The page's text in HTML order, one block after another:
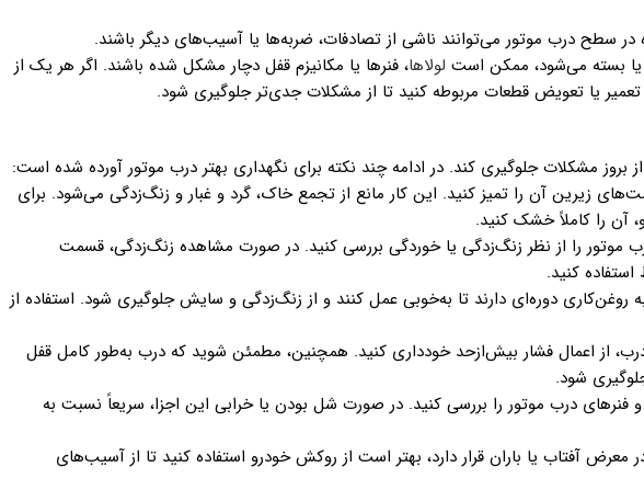
لولاها، فنرها یا مکانیزم قفل دچار مشکل شده باشند. اگر هر یک از
یا تعویض قطعات مربوطه کنید تا از مشکلات جدی‌تر جلوگیری شود.
بروز مشکلات جلوگیری کند. در ادامه چند نکته برای نگهداری بهتر درب موتور آورده شده است:
زیرین آن را تمیز کنید. این کار مانع از تجمع خاک، گرد و غبار و زنگ‌زدگی می‌شود. برای
آن را کاملاً خشک کنید.
موتور را از نظر زنگ‌زدگی یا خوردگی بررسی کنید. در صورت مشاهده زنگ‌زدگی، قسمت
کنید.
روغن‌کاری دوره‌ای دارند تا به‌خوبی عمل کنند و از زنگ‌زدگی و سایش جلوگیری شود. استفاده از
از اعمال فشار بیش‌ازحد خودداری کنید. همچنین، مطمئن شوید که درب به‌طور کامل قفل
شود.
فنرهای درب موتور را بررسی کنید. در صورت شل بودن یا خرابی این اجزا، سریعاً نسبت به
آفتاب یا باران قرار دارد، بهتر است از روکش خودرو استفاده کنید تا از آسیب‌های